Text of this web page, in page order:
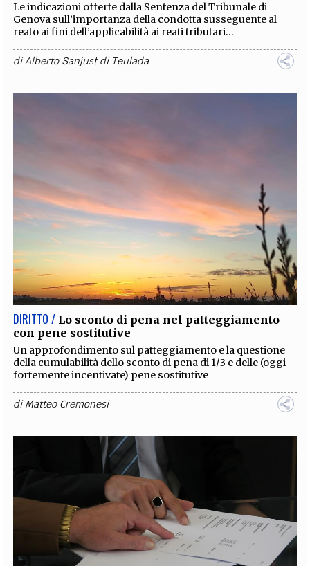
Le indicazioni offerte dalla Sentenza del Tribunale di
Genova sull’importanza della condotta susseguente al
reato ai fini dell’applicabilità ai reati tributari...
diAlberto Sanjust di Teulada
DIRITTO / Lo sconto di pena nel patteggiamento
con pene sostitutive
Un approfondimento sul patteggiamento e la questione
della cumulabilità dello sconto di pena di 1/3 e delle (oggi
fortemente incentivate) pene sostitutive
diMatteo Cremonesi